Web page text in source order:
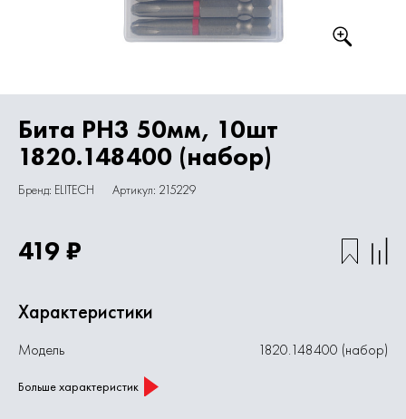
Бита PH3 50мм, 10шт
1820.148400 (набор)
Бренд: ELITECH Артикул: 215229
419 ₽
Характеристики
Модель 1820.148400 (набор)
Больше характеристик